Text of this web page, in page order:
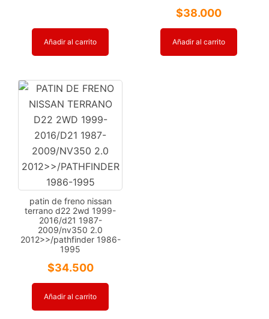
Añadir al carrito
$38.000
Añadir al carrito
patin de freno nissan
terrano d22 2wd 1999-
2016/d21 1987-
2009/nv350 2.0
2012>>/pathfinder 1986-
1995
$34.500
Añadir al carrito